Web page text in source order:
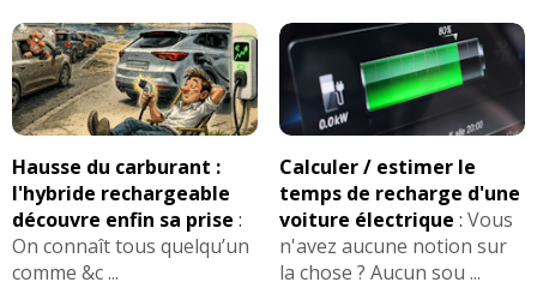
Hausse du carburant :
l'hybride rechargeable
découvre enfin sa prise :
On connaît tous quelqu’un
comme &c ...
Calculer / estimer le
temps de recharge d'une
voiture électrique : Vous
n'avez aucune notion sur
la chose ? Aucun sou ...